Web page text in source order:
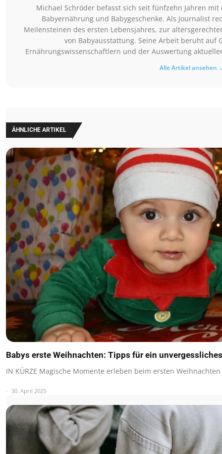
Michael Schröder befasst sich seit fünfzehn Jahren
Babyernährung und Babygeschenke. Als Journalist
Meilensteinen des ersten Lebensjahres, zur
von Babyausstattung. Seine Arbeit beruht auf
Ernährungswissenschaftlern und der Auswertung
Alle Artikel ansehen
ÄHNLICHE ARTIKEL
Babys erste Weihnachten: Tipps für ein
IN KÜRZE Magische Momente erleben beim ersten
30. April 2025